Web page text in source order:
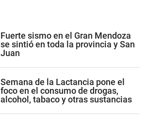
Fuerte sismo en el Gran Mendoza
se sintió en toda la provincia y San
Juan
Semana de la Lactancia pone el
foco en el consumo de drogas,
alcohol, tabaco y otras sustancias